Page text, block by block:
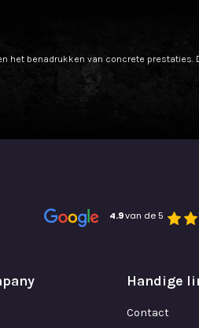
het benadrukken van concrete prestaties.
4.9 van de 5
Handige
Contact